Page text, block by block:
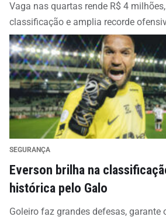
Vaga nas quartas rende R$ 4
classificação e amplia recorde
SEGURANÇA
Everson brilha na
histórica pelo Galo
Goleiro faz grandes defesas, garante